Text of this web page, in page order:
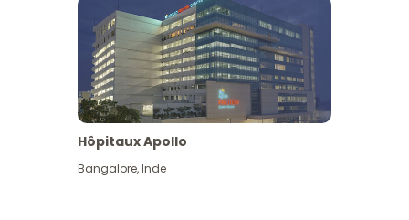
Hôpitaux Apollo
Bangalore,Inde